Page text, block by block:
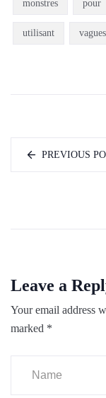
monstres pour
utilisant vagues
PREVIOUS
Leave a
Your email address
marked *